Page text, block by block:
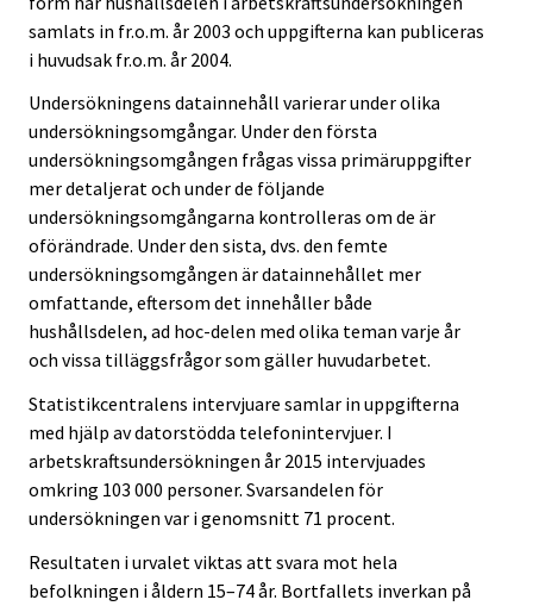
samlats in fr.o.m. år 2003 och uppgifterna kan publiceras
i huvudsak fr.o.m. år 2004.
Undersökningens datainnehåll varierar under olika
undersökningsomgångar. Under den första
undersökningsomgången frågas vissa primäruppgifter
mer detaljerat och under de följande
undersökningsomgångarna kontrolleras om de är
oförändrade. Under den sista, dvs. den femte
undersökningsomgången är datainnehållet mer
omfattande, eftersom det innehåller både
hushållsdelen, ad hoc-delen med olika teman varje år
och vissa tilläggsfrågor som gäller huvudarbetet.
Statistikcentralens intervjuare samlar in uppgifterna
med hjälp av datorstödda telefonintervjuer. I
arbetskraftsundersökningen år 2015 intervjuades
omkring 103 000 personer. Svarsandelen för
undersökningen var i genomsnitt 71 procent.
Resultaten i urvalet viktas att svara mot hela
befolkningen i åldern 15–74 år. Bortfallets inverkan på